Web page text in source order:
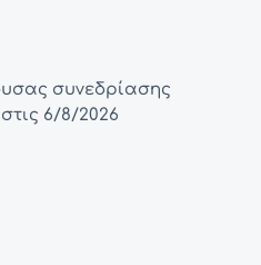
συνεδρίασης
6/8/2026